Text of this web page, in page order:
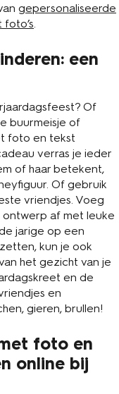
gepersonaliseerde
een
Of
buurmeisje of
foto en tekst
verras je ieder
of haar betekent,
Of gebruik
vriendjes. Voeg
af met leuke
jarige op een
kun je ook
het gezicht van je
en de
en
gieren, brullen!
foto en
online bij